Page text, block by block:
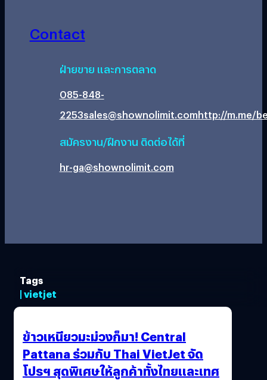
Contact
ฝ่ายขาย และการตลาด
085-848-
2253sales@shownolimit.comhttp://m.me/
สมัครงาน/ฝึกงาน ติดต่อได้ที่
hr-ga@shownolimit.com
Tags
| vietjet
ข้าวเหนียวมะม่วงก็มา! Central
Pattana ร่วมกับ Thai VietJet จัด
โปรฯ สุดพิเศษให้ลูกค้าทั้งไทยและเทศ